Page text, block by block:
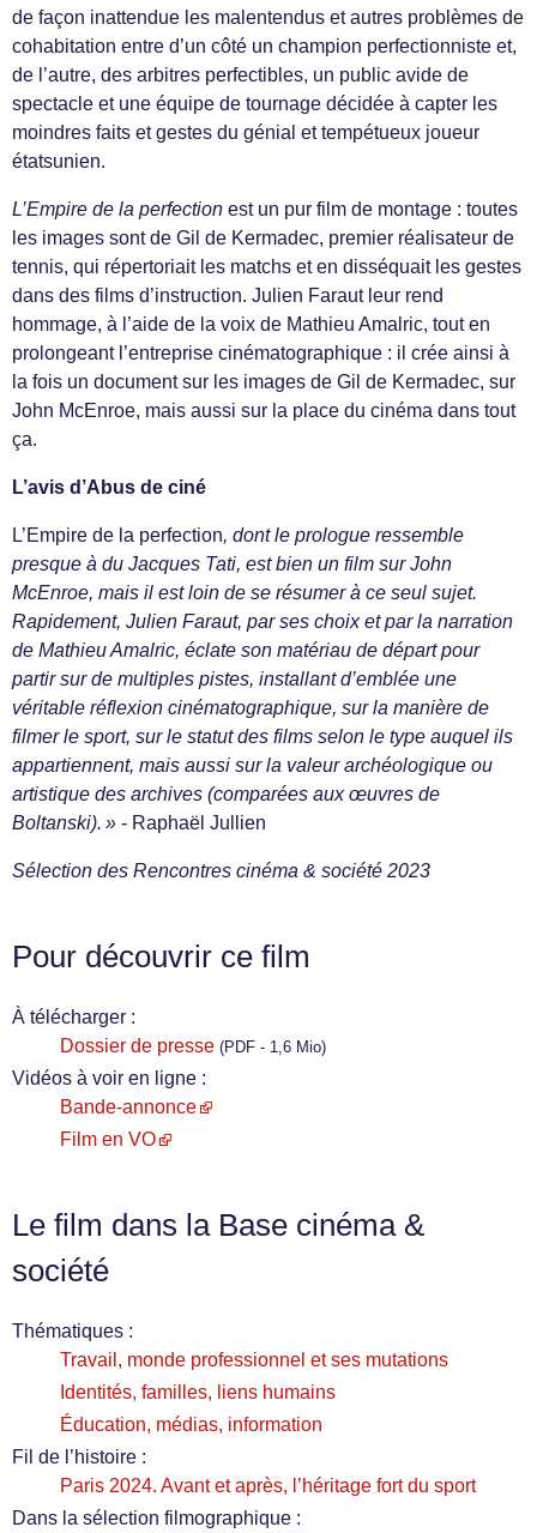
de façon inattendue les malentendus et autres problèmes de
cohabitation entre d’un côté un champion perfectionniste et,
de l’autre, des arbitres perfectibles, un public avide de
spectacle et une équipe de tournage décidée à capter les
moindres faits et gestes du génial et tempétueux joueur
étatsunien.
L’Empire de la perfection est un pur film de montage : toutes
les images sont de Gil de Kermadec, premier réalisateur de
tennis, qui répertoriait les matchs et en disséquait les gestes
dans des films d’instruction. Julien Faraut leur rend
hommage, à l’aide de la voix de Mathieu Amalric, tout en
prolongeant l’entreprise cinématographique : il crée ainsi à
la fois un document sur les images de Gil de Kermadec, sur
John McEnroe, mais aussi sur la place du cinéma dans tout
ça.
L’avis d’Abus de ciné
L’Empire de la perfection, dont le prologue ressemble
presque à du Jacques Tati, est bien un film sur John
McEnroe, mais il est loin de se résumer à ce seul sujet.
Rapidement, Julien Faraut, par ses choix et par la narration
de Mathieu Amalric, éclate son matériau de départ pour
partir sur de multiples pistes, installant d’emblée une
véritable réflexion cinématographique, sur la manière de
filmer le sport, sur le statut des films selon le type auquel ils
appartiennent, mais aussi sur la valeur archéologique ou
artistique des archives (comparées aux œuvres de
Boltanski). » - Raphaël Jullien
Sélection des Rencontres cinéma & société 2023
Pour découvrir ce film
À télécharger :
Dossier de presse (PDF - 1,6 Mio)
Vidéos à voir en ligne :
Bande-annonce
Film en VO
Le film dans la Base cinéma &
société
Thématiques :
Travail, monde professionnel et ses mutations
Identités, familles, liens humains
Éducation, médias, information
Fil de l’histoire :
Paris 2024. Avant et après, l’héritage fort du sport
Dans la sélection filmographique :